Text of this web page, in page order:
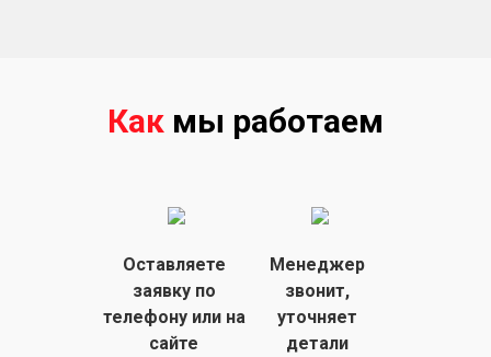
Как мы работаем
Оставляете
заявку по
телефону или на
сайте
Менеджер
звонит,
уточняет
детали